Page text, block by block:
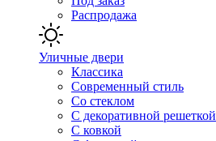
Распродажа
Уличные двери
Классика
Современный стиль
Со стеклом
С декоративной решеткой
С ковкой